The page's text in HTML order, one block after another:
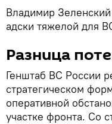
Владимир
адски тяжелой для
Разница
Генштаб ВС России
стратегическом
оперативной
участке фронта. Со